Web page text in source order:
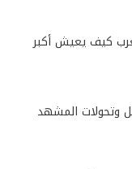
كيف يعيش أكبر
وتحولات المشهد